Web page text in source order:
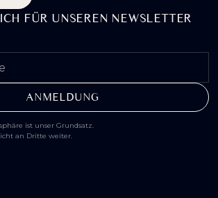
FÜR UNSEREN NEWSLETTER
ist unser Grundsatz.
an Dritte weiter.